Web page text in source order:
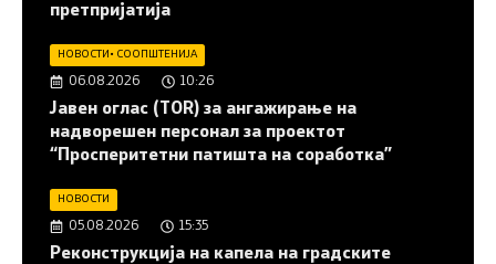
претпријатија
НОВОСТИ • СООПШТЕНИЈА
06.08.2026 10:26
Јавен оглас (ТОR) за ангажирање на
надворешен персонал за проектот
“Просперитетни патишта на соработка”
НОВОСТИ
05.08.2026 15:35
Реконструкција на капела на градските